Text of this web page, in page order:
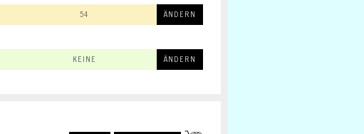
54 ÄNDERN
KEINE ÄNDERN